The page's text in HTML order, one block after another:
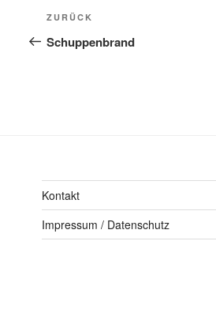
ZURÜCK
Schuppenbrand
Kontakt
Impressum / Datenschutz